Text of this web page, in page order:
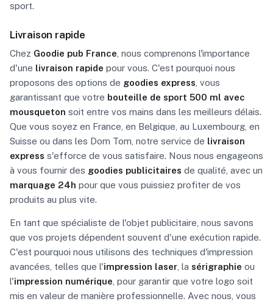
sport.
Livraison rapide
Chez Goodie pub France , nous comprenons l'importance
d'une livraison rapide pour vous. C'est pourquoi nous
proposons des options de goodies express , vous
garantissant que votre bouteille de sport 500 ml avec
mousqueton soit entre vos mains dans les meilleurs délais.
Que vous soyez en France, en Belgique, au Luxembourg, en
Suisse ou dans les Dom Tom, notre service de livraison
express s'efforce de vous satisfaire. Nous nous engageons
à vous fournir des goodies publicitaires de qualité, avec un
marquage 24h pour que vous puissiez profiter de vos
produits au plus vite.
En tant que spécialiste de l'objet publicitaire, nous savons
que vos projets dépendent souvent d'une exécution rapide.
C'est pourquoi nous utilisons des techniques d'impression
avancées, telles que l'impression laser , la sérigraphie ou
l'impression numérique , pour garantir que votre logo soit
mis en valeur de manière professionnelle. Avec nous, vous